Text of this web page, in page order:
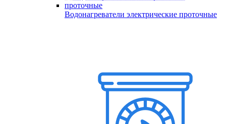
Водонагреватели электрические проточные